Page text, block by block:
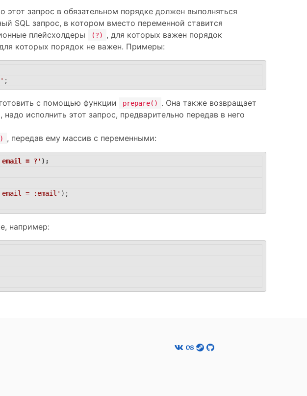
этот запрос в обязательном порядке должен выполняться
SQL запрос, в котором вместо переменной ставится
плейсхолдеры
(?)
, для которых важен порядок
которых порядок не важен. Примеры:
;
с помощью функции prepare()
. Она также возвращает
исполнить этот запрос, предварительно передав в него
, передав ему массив с переменными:
email = ?' );
email = :email' );
например: